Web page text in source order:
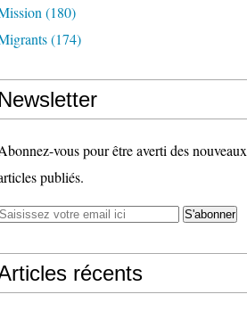
(180)
(174)
Newsletter
vous pour être averti des nouveaux
publiés.
récents